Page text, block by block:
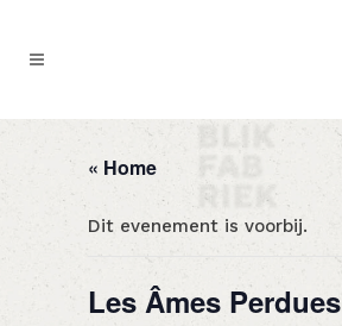
« Home
Dit evenement is voorbij.
Les Âmes Perdues